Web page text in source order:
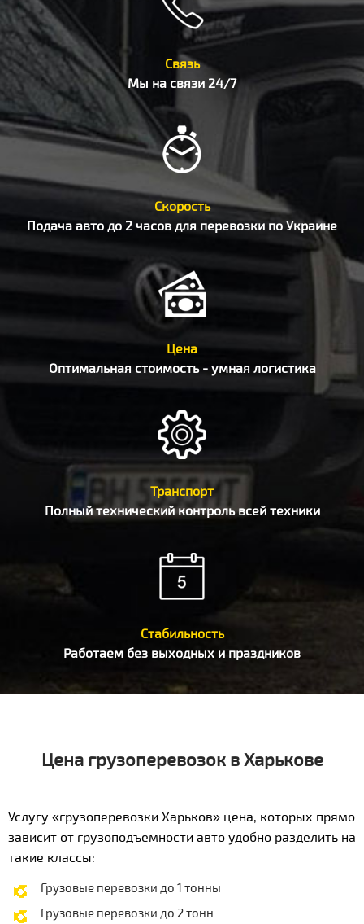
Связь
Мы на связи 24/7
Скорость
Подача авто до 2 часов для перевозки по Украине
Цена
Оптимальная стоимость - умная логистика
Транспорт
Полный технический контроль всей техники
Стабильность
Работаем без выходных и праздников
Цена грузоперевозок в Харькове
Услугу «грузоперевозки Харьков» цена, которых прямо
зависит от грузоподъемности авто удобно разделить на
такие классы:
Грузовые перевозки до 1 тонны
Грузовые перевозки до 2 тонн